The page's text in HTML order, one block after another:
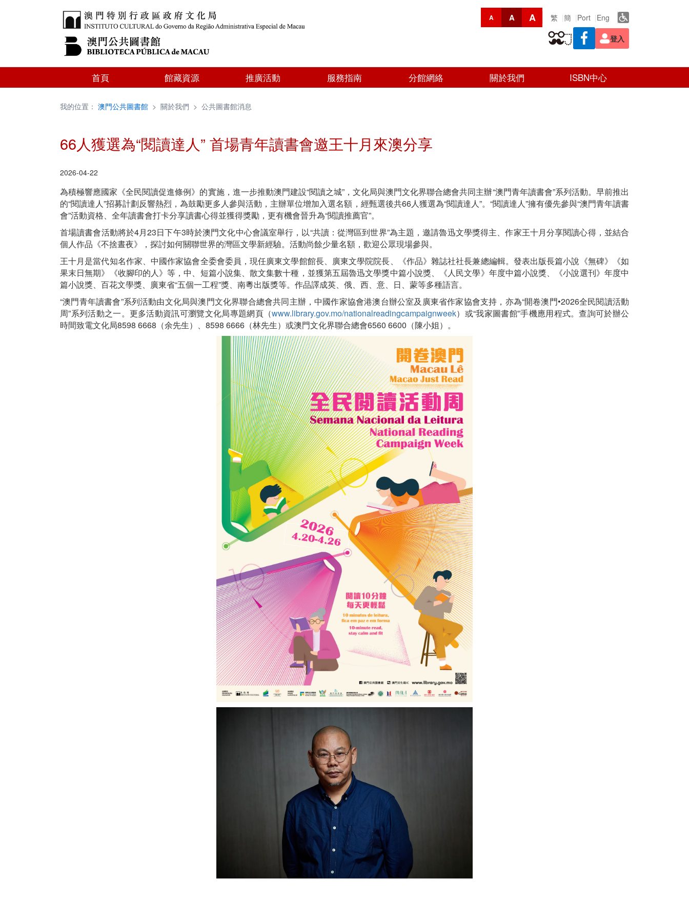
A A A 繁 簡 Port Eng
登入
首頁 館藏資源 推廣活動 服務指南 分館網絡 關於我們 ISBN中心
我的位置： 澳門公共圖書館 > 關於我們 > 公共圖書館消息
66人獲選為“閱讀達人” 首場青年讀書會邀王十月來澳分享
2026-04-22
為積極響應國家《全民閱讀促進條例》的實施，進一步推動澳門建設“閱讀之城”，文化局與澳門文化界聯合總會共同主辦“澳門青年讀書會”系列活動。早前推出
的“閱讀達人”招募計劃反響熱烈，為鼓勵更多人參與活動，主辦單位增加入選名額，經甄選後共66人獲選為“閱讀達人”。“閱讀達人”擁有優先參與“澳門青年讀書
會”活動資格、全年讀書會打卡分享讀書心得並獲得獎勵，更有機會晉升為“閱讀推薦官”。
首場讀書會活動將於4月23日下午3時於澳門文化中心會議室舉行，以“共讀：從灣區到世界”為主題，邀請魯迅文學獎得主、作家王十月分享閱讀心得，並結合
個人作品《不捨晝夜》，探討如何關聯世界的灣區文學新經驗。活動尚餘少量名額，歡迎公眾現場參與。
王十月是當代知名作家、中國作家協會全委會委員，現任廣東文學館館長、廣東文學院院長、《作品》雜誌社社長兼總編輯。發表出版長篇小說《無碑》《如
果末日無期》《收腳印的人》等，中、短篇小說集、散文集數十種，並獲第五屆魯迅文學獎中篇小說獎、《人民文學》年度中篇小說獎、《小說選刊》年度中
篇小說獎、百花文學獎、廣東省“五個一工程”獎、南粵出版獎等。作品譯成英、俄、西、意、日、蒙等多種語言。
“澳門青年讀書會”系列活動由文化局與澳門文化界聯合總會共同主辦，中國作家協會港澳台辦公室及廣東省作家協會支持，亦為“開卷澳門•2026全民閱讀活動
周”系列活動之一。更多活動資訊可瀏覽文化局專題網頁（www.library.gov.mo/nationalreadingcampaignweek）或“我家圖書館”手機應用程式。查詢可於辦公
時間致電文化局8598 6668（余先生）、8598 6666（林先生）或澳門文化界聯合總會6560 6600（陳小姐）。